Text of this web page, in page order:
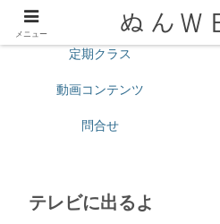
プロフィール
定期クラス
動画コンテンツ
問合せ
テレビに出るよ
メニュー